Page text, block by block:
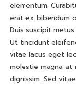
elementum.
erat ex bibendum
Duis suscipit
Ut tincidunt
vitae lacus eget
molestie magna at
dignissim. Sed